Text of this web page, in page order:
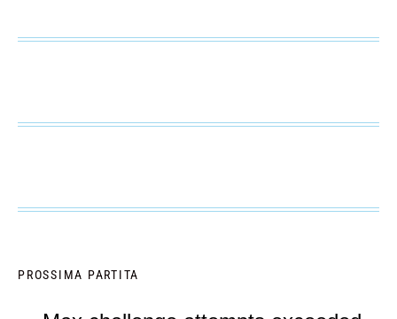
PROSSIMA PARTITA